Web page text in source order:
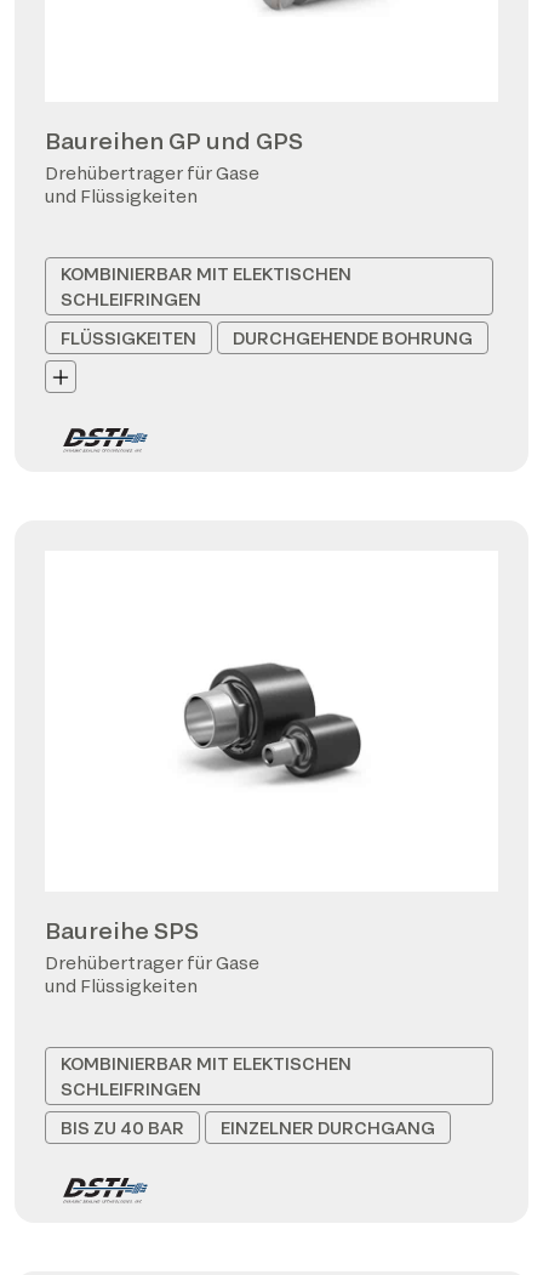
Baureihen GP und GPS
Drehübertrager für Gase
und Flüssigkeiten
KOMBINIERBAR MIT ELEKTISCHEN
SCHLEIFRINGEN
FLÜSSIGKEITEN
DURCHGEHENDE BOHRUNG
Baureihe SPS
Drehübertrager für Gase
und Flüssigkeiten
KOMBINIERBAR MIT ELEKTISCHEN
SCHLEIFRINGEN
BIS ZU 40 BAR
EINZELNER DURCHGANG